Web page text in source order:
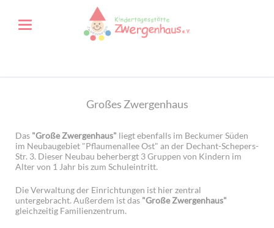
Großes Zwergenhaus
Das "Große Zwergenhaus" liegt ebenfalls im Beckumer Süden
im Neubaugebiet "Pflaumenallee Ost" an der Dechant-Schepers-
Str. 3. Dieser Neubau beherbergt 3 Gruppen von Kindern im
Alter von 1 Jahr bis zum Schuleintritt.
Die Verwaltung der Einrichtungen ist hier zentral
untergebracht. Außerdem ist das "Große Zwergenhaus"
gleichzeitig Familienzentrum.